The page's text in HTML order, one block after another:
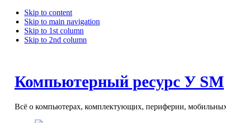
Skip to content
Skip to main navigation
Skip to 1st column
Skip to 2nd column
Компьютерный ресурс У SM
Всё о компьютерах, комплектующих, периферии, мобильных